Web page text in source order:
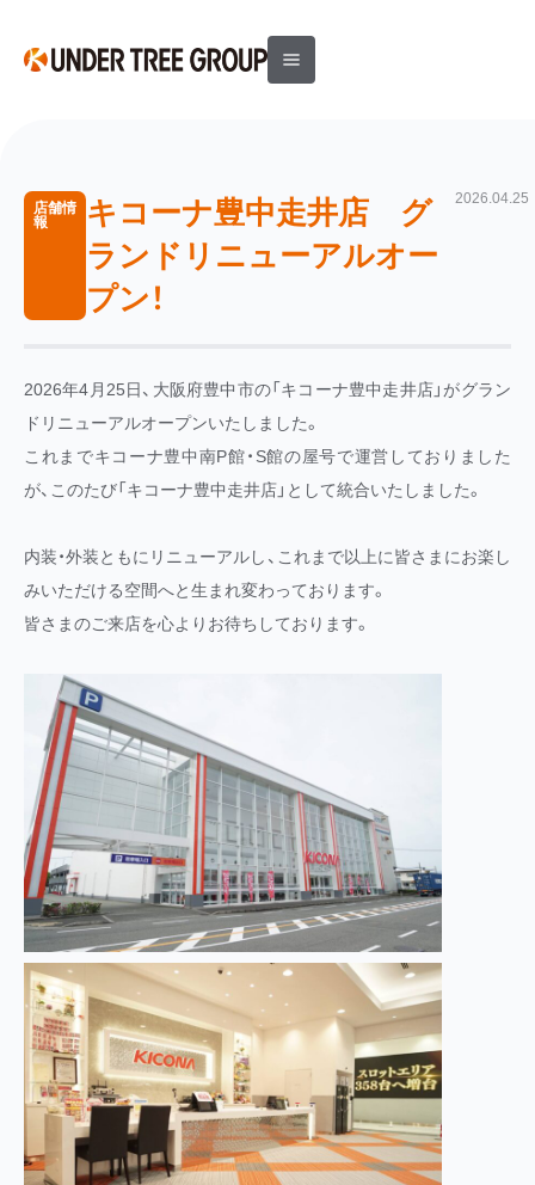
店舗情
報
キコーナ豊中走井店 グ
ランドリニューアルオー
プン！
2026.04.25
2026年4月25日、大阪府豊中市の「キコーナ豊中走井店」がグラン
ドリニューアルオープンいたしました。
これまでキコーナ豊中南P館・S館の屋号で運営しておりました
が、このたび「キコーナ豊中走井店」として統合いたしました。
内装・外装ともにリニューアルし、これまで以上に皆さまにお楽し
みいただける空間へと生まれ変わっております。
皆さまのご来店を心よりお待ちしております。